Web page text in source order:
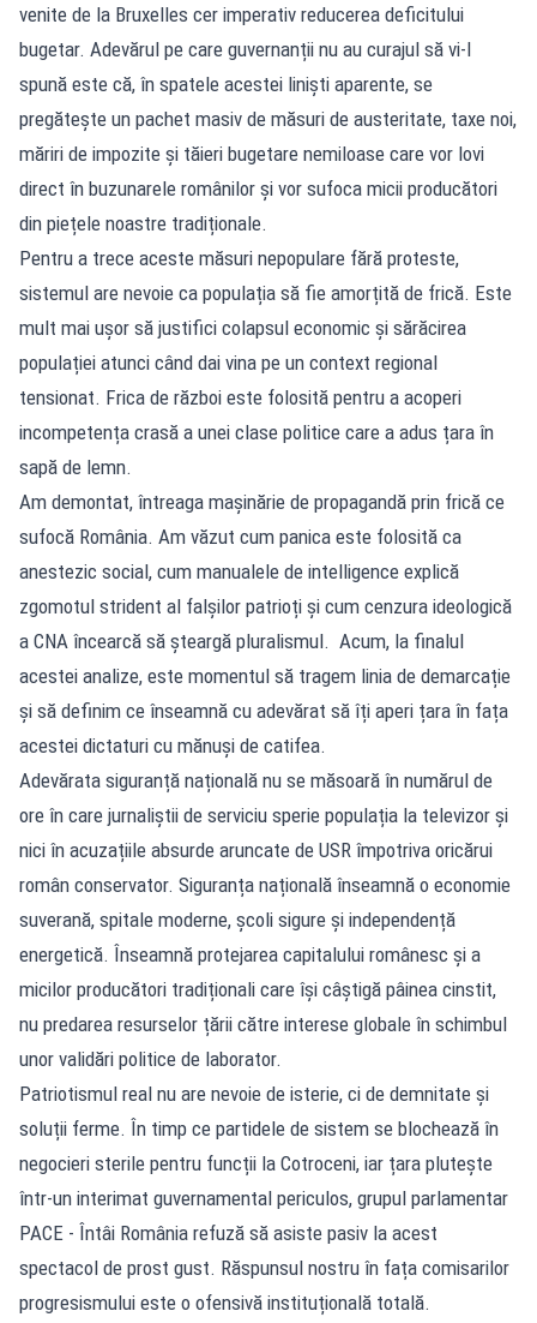
venite de la Bruxelles cer imperativ reducerea deficitului
bugetar. Adevărul pe care guvernanții nu au curajul să vi-l
spună este că, în spatele acestei liniști aparente, se
pregătește un pachet masiv de măsuri de austeritate, taxe noi,
măriri de impozite și tăieri bugetare nemiloase care vor lovi
direct în buzunarele românilor și vor sufoca micii producători
din piețele noastre tradiționale.
Pentru a trece aceste măsuri nepopulare fără proteste,
sistemul are nevoie ca populația să fie amorțită de frică. Este
mult mai ușor să justifici colapsul economic și sărăcirea
populației atunci când dai vina pe un context regional
tensionat. Frica de război este folosită pentru a acoperi
incompetența crasă a unei clase politice care a adus țara în
sapă de lemn.
Am demontat, întreaga mașinărie de propagandă prin frică ce
sufocă România. Am văzut cum panica este folosită ca
anestezic social, cum manualele de intelligence explică
zgomotul strident al falșilor patrioți și cum cenzura ideologică
a CNA încearcă să șteargă pluralismul. Acum, la finalul
acestei analize, este momentul să tragem linia de demarcație
și să definim ce înseamnă cu adevărat să îți aperi țara în fața
acestei dictaturi cu mănuși de catifea.
Adevărata siguranță națională nu se măsoară în numărul de
ore în care jurnaliștii de serviciu sperie populația la televizor și
nici în acuzațiile absurde aruncate de USR împotriva oricărui
român conservator. Siguranța națională înseamnă o economie
suverană, spitale moderne, școli sigure și independență
energetică. Înseamnă protejarea capitalului românesc și a
micilor producători tradiționali care își câștigă pâinea cinstit,
nu predarea resurselor țării către interese globale în schimbul
unor validări politice de laborator.
Patriotismul real nu are nevoie de isterie, ci de demnitate și
soluții ferme. În timp ce partidele de sistem se blochează în
negocieri sterile pentru funcții la Cotroceni, iar țara plutește
într-un interimat guvernamental periculos, grupul parlamentar
PACE - Întâi România refuză să asiste pasiv la acest
spectacol de prost gust. Răspunsul nostru în fața comisarilor
progresismului este o ofensivă instituțională totală.